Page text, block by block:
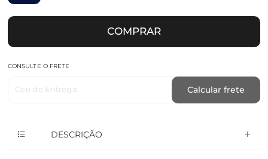
COMPRAR
CONSULTE O FRETE
Cep de Entrega Calcular frete
DESCRIÇÃO